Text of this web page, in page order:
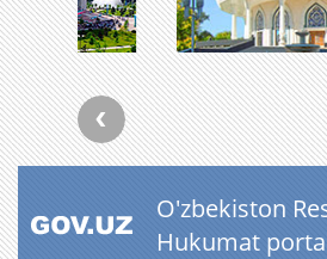
O'zbekiston
Hukumat